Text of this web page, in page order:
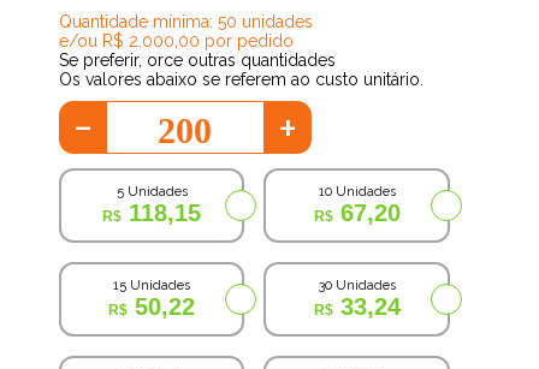
Quantidade mínima: 50 unidades
e/ou R$ 2.000,00 por pedido
Se preferir, orce outras quantidades
Os valores abaixo se referem ao custo unitário.
- +
5 Unidades
118,15
10 Unidades
67,20
15 Unidades
50,22
30 Unidades
33,24